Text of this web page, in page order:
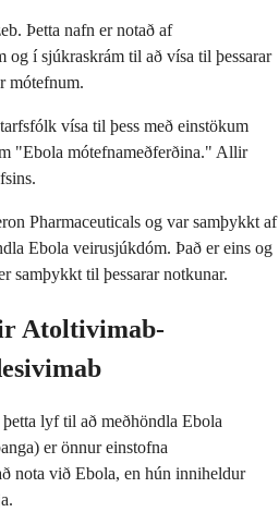
Þetta nafn er notað af
og í sjúkraskrám til að vísa til þessarar
mótefnum.
vísa til þess með einstökum
"Ebola mótefnameðferðina." Allir
Pharmaceuticals og var samþykkt af
Ebola veirusjúkdóm. Það er eins og
samþykkt til þessarar notkunar.
Atoltivimab-
lyf til að meðhöndla Ebola
er önnur einstofna
nota við Ebola, en hún inniheldur